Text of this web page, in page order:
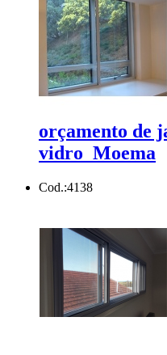
orçamento de
vidro Moema
Cod.:4138